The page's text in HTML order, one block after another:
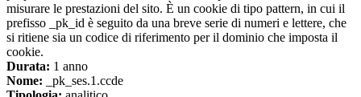
misurare le prestazioni del sito. È un cookie di tipo pattern, in cui il
prefisso _pk_id è seguito da una breve serie di numeri e lettere, che
si ritiene sia un codice di riferimento per il dominio che imposta il
cookie.
Durata: 1 anno
Nome: _pk_ses.1.ccde